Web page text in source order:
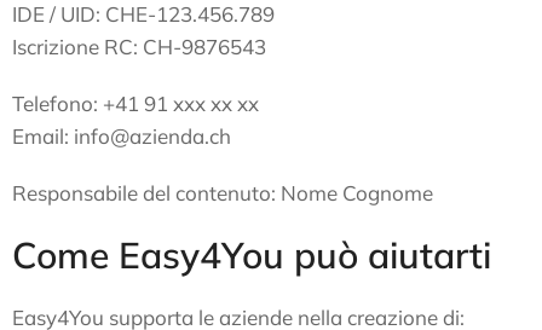
IDE / UID: CHE-123.456.789
Iscrizione RC: CH-9876543
Telefono: +41 91 xxx xx xx
Email: info@azienda.ch
Responsabile del contenuto: Nome Cognome
Come Easy4You può aiutarti
Easy4You supporta le aziende nella creazione di: